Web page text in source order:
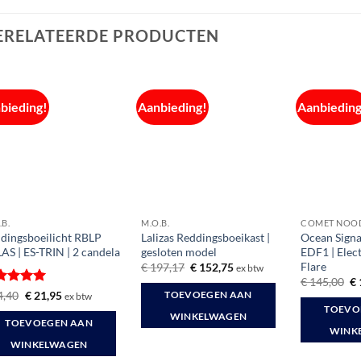
PRODUCTEN
RBLP
| ES-TRIN | 2 candela
Oorspronkelijke
was:
€ 24,40.
€21,95Huidige
is:
€ 21,95.
ex btw
TOEVOEGEN AAN
WINKELWAGEN
Aanbieding!
M.O.B.
Lalizas Reddingsboeikast |
gesloten model
€197,17 Oorspronkelijke
was:
€ 197,17.
€ 152,75Huidige
is:
€ 152,75.
ex btw
TOEVOEGEN AAN
WINKELWAGEN
COMET
Ocean
EDF1 |
Flare
€145,00
€
€